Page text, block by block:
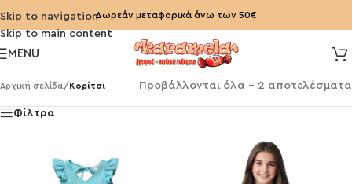
Skip to navigation
Skip to main content
Δωρεάν μεταφορικά άνω των 50€
MENU
Αρχική σελίδα/ Κορίτσι Προβάλλονται όλα - 2 αποτελέσματα
Φίλτρα